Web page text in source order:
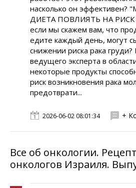
насколько он
ДИЕТА ПОВЛИЯТЬ НА РИСК
если мы скажем вам, что
едите каждый день, могут
снижении риска рака
ведущего эксперта в
некоторые продукты
риск возникновения рака
предотврати...
2026-06-02 08:01:34 +
Все об онкологии.
онкологов Израиля.